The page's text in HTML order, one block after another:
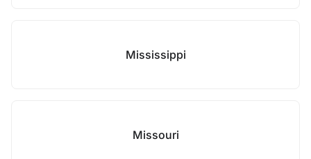
Mississippi
Missouri